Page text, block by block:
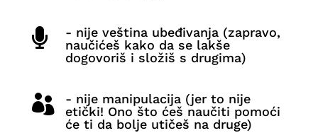

- nije veština ubeđivanja (zapravo,
naučićeš kako da se lakše
dogovoriš i složiš s drugima)

- nije manipulacija (jer to nije
etički! Ono što ćeš naučiti pomoći
će ti da bolje utičeš na druge)